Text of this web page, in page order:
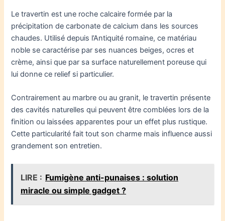
Le travertin est une roche calcaire formée par la
précipitation de carbonate de calcium dans les sources
chaudes. Utilisé depuis l’Antiquité romaine, ce matériau
noble se caractérise par ses nuances beiges, ocres et
crème, ainsi que par sa surface naturellement poreuse qui
lui donne ce relief si particulier.
Contrairement au marbre ou au granit, le travertin présente
des cavités naturelles qui peuvent être comblées lors de la
finition ou laissées apparentes pour un effet plus rustique.
Cette particularité fait tout son charme mais influence aussi
grandement son entretien.
LIRE : Fumigène anti-punaises : solution
miracle ou simple gadget ?